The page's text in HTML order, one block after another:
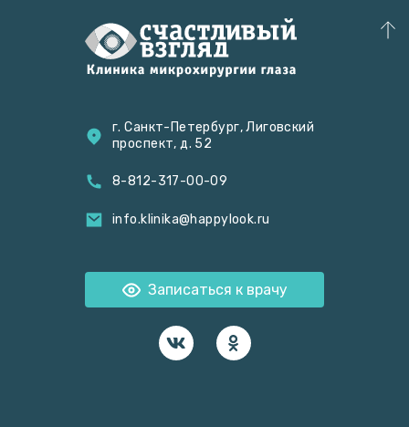
г. Санкт-Петербург, Лиговский
проспект, д. 52
8-812-317-00-09
info.klinika@happylook.ru
Записаться к врачу